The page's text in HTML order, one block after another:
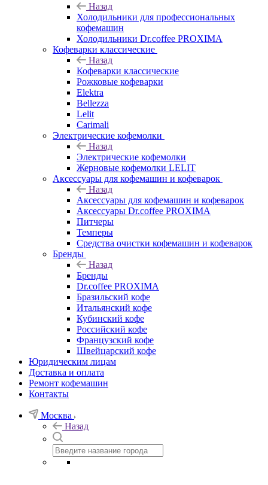
Назад
Холодильники для профессиональных
кофемашин
Холодильники Dr.coffee PROXIMA
Кофеварки классические
Назад
Кофеварки классические
Рожковые кофеварки
Elektra
Bellezza
Lelit
Carimali
Электрические кофемолки
Назад
Электрические кофемолки
Жерновые кофемолки LELIT
Аксессуары для кофемашин и кофеварок
Назад
Аксессуары для кофемашин и кофеварок
Аксессуары Dr.coffee PROXIMA
Питчеры
Темперы
Средства очистки кофемашин и кофеварок
Бренды
Назад
Бренды
Dr.coffee PROXIMA
Бразильский кофе
Итальянский кофе
Кубинский кофе
Российский кофе
Французский кофе
Швейцарский кофе
Юридическим лицам
Доставка и оплата
Ремонт кофемашин
Контакты
Москва
Назад